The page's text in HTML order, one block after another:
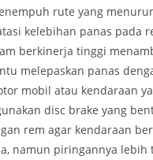
rute yang
kelebihan panas pada
berkinerja tinggi
melepaskan panas
mobil atau kendaraan
disc brake yang
rem agar kendaraan
namun piringannya